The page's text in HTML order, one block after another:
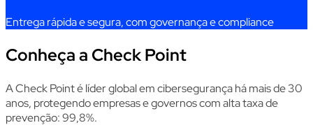
Entrega rápida e segura, com governança e compliance
Conheça a Check Point
A Check Point é líder global em cibersegurança há mais de 30
anos, protegendo empresas e governos com alta taxa de
prevenção: 99,8%.